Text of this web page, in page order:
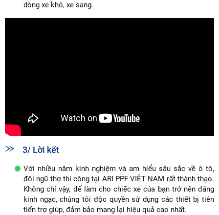
dòng xe khó, xe sang.
3/ Lời kết
Với nhiều năm kinh nghiệm và am hiểu sâu sắc về ô tô,
đội ngũ thợ thi công tại ARI PPF VIỆT NAM rất thành thạo.
Không chỉ vậy, để làm cho chiếc xe của bạn trở nên đáng
kinh ngạc, chúng tôi độc quyền sử dụng các thiết bị tiên
tiến trợ giúp, đảm bảo mang lại hiệu quả cao nhất.